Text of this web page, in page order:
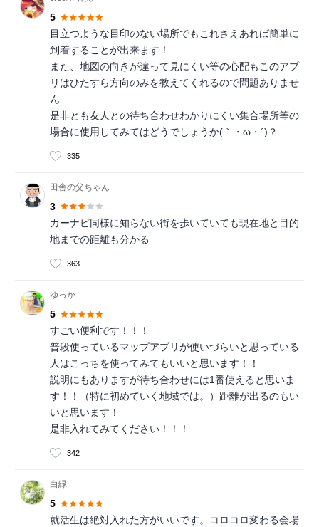
5
目立つような目印のない場所でもこれさえあれば簡単に
到着することが出来ます！
また、地図の向きが違って見にくい等の心配もこのアプ
リはひたすら方向のみを教えてくれるので問題ありませ
ん
是非とも友人との待ち合わせわかりにくい集合場所等の
場合に使用してみてはどうでしょうか(｀・ω・´)？
335
田舎の父ちゃん
3
カーナビ同様に知らない街を歩いていても現在地と目的
地までの距離も分かる
363
ゆっか
5
すごい便利です！！！
普段使っているマップアプリが使いづらいと思っている
人はこっちを使ってみてもいいと思います！！
説明にもありますが待ち合わせには1番使えると思いま
す！！（特に初めていく地域では。）距離が出るのもい
いと思います！
是非入れてみてください！！！
342
白緑
5
就活生は絶対入れた方がいいです。コロコロ変わる会場